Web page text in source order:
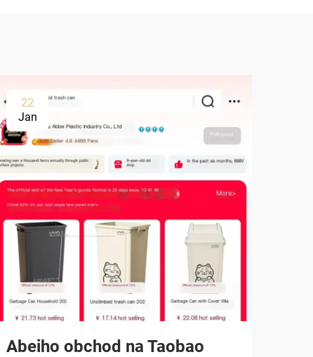
22
Jan
Abeiho obchod na Taobao